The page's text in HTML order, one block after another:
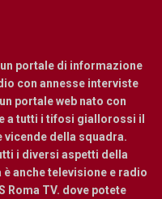
portale di informazione
con annesse interviste
portale web nato con
a tutti i tifosi giallorossi il
vicende della squadra.
i diversi aspetti della
anche televisione e radio
Roma TV. dove potete